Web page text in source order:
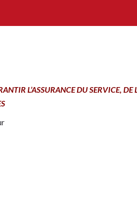
L’ASSURANCE DU SERVICE,